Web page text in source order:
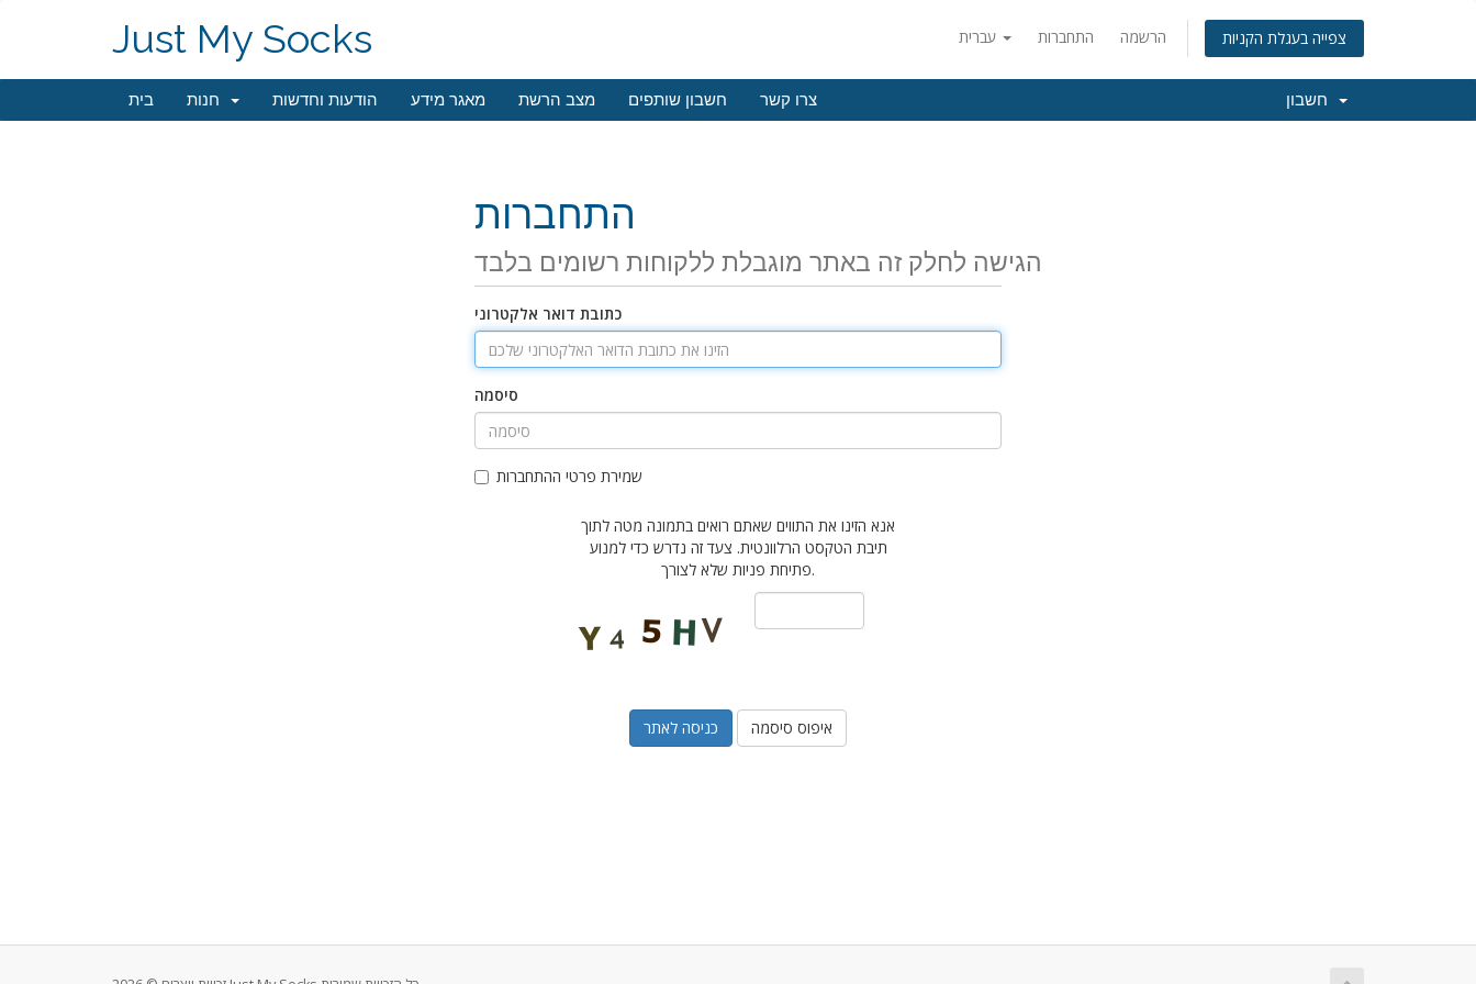
התחברות הרשמה צפייה בעגלת הקניות Just My Socks
בית הודעות וחדשות מאגר מידע מצב הרשת חשבון שותפים צרו קשר
התחברות
הגישה לחלק זה באתר מוגבלת ללקוחות רשומים בלבד
כתובת דואר אלקטרוני
סיסמה
שמירת פרטי ההתחברות
אנא הזינו את התווים שאתם רואים בתמונה מטה לתוך
תיבת הטקסט הרלוונטית. צעד זה נדרש כדי למנוע
פתיחת פניות שלא לצורך.
איפוס סיסמה